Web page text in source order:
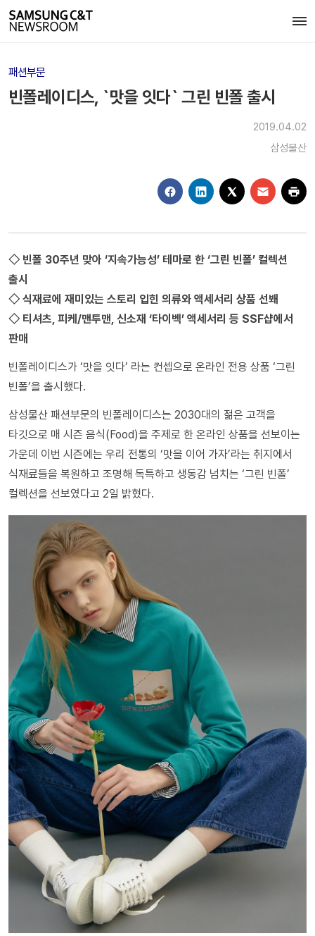
패션부문
빈폴레이디스, `맛을 잇다` 그린 빈폴 출시
2019.04.02
삼성물산
◇ 빈폴 30주년 맞아 ‘지속가능성’ 테마로 한 ‘그린 빈폴’ 컬렉션
출시
◇ 식재료에 재미있는 스토리 입힌 의류와 액세서리 상품 선봬
◇ 티셔츠, 피케/맨투맨, 신소재 ‘타이벡’ 액세서리 등 SSF샵에서
판매
빈폴레이디스가 ‘맛을 잇다’ 라는 컨셉으로 온라인 전용 상품 ‘그린
빈폴’을 출시했다.
삼성물산 패션부문의 빈폴레이디스는 2030대의 젊은 고객을
타깃으로 매 시즌 음식(Food)을 주제로 한 온라인 상품을 선보이는
가운데 이번 시즌에는 우리 전통의 ‘맛을 이어 가자’라는 취지에서
식재료들을 복원하고 조명해 독특하고 생동감 넘치는 ‘그린 빈폴’
컬렉션을 선보였다고 2일 밝혔다.